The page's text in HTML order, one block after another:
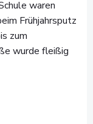
waren
Frühjahrsputz
zum
wurde fleißig